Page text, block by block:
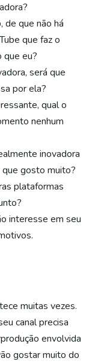
de que não há
que faz o
que eu?
será que
por ela?
qual o
nenhum
inovadora
gosto muito?
plataformas
interesse em seu
muitas vezes.
canal precisa
envolvida
gostar muito do